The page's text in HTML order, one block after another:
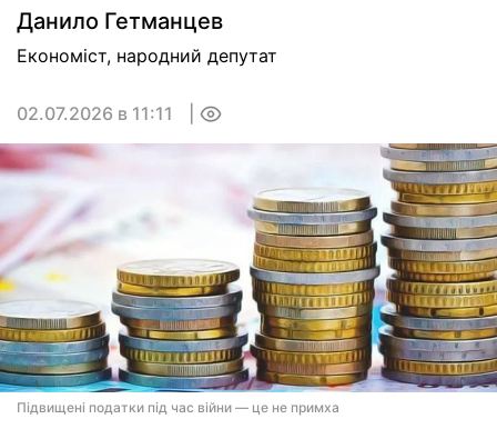
Данило Гетманцев
Економiст, народний депутат
02.07.2026 в 11:11
Підвищені податки під час війни — це не примха